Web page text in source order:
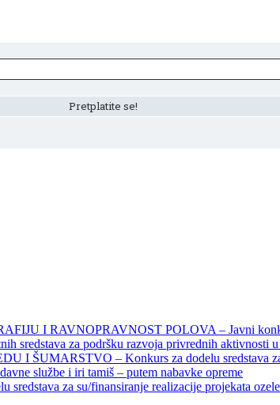
I RAVNOPRAVNOST POLOVA – Javni
za podršku razvoja privrednih aktivnosti
ŠUMARSTVO – Konkurs za dodelu sredstava
službe i iri tamiš ‒ putem nabavke opreme
za su/finansiranje realizacije projekata